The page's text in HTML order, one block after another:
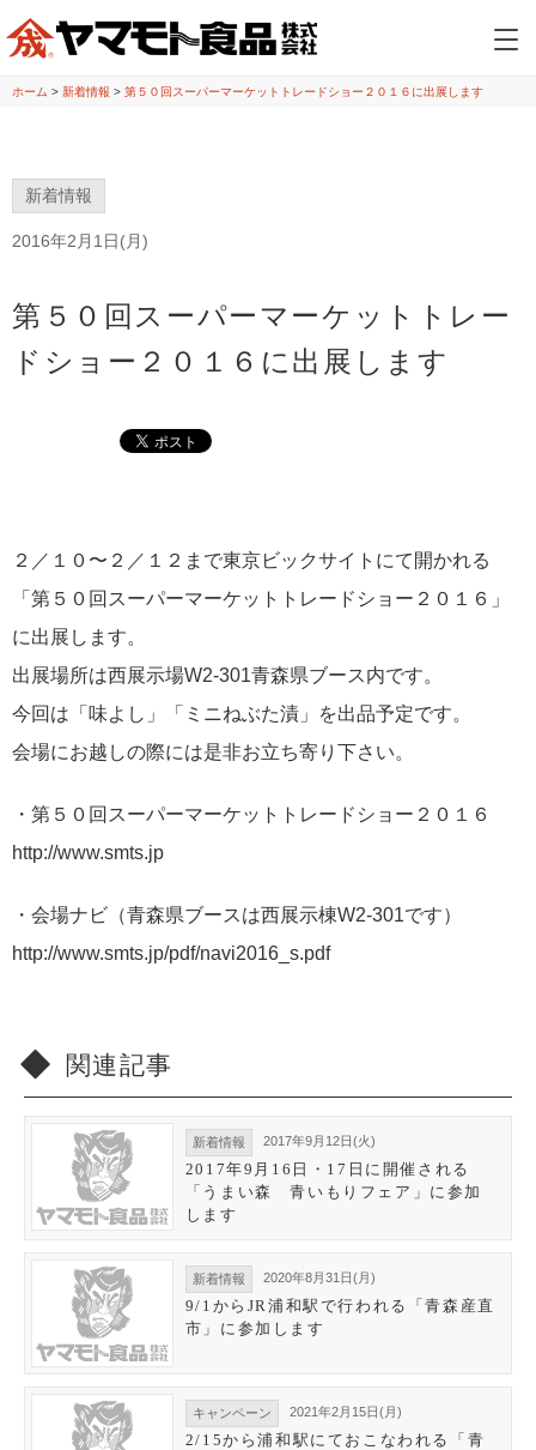
ホーム > 新着情報 > 第５０回スーパーマーケットトレードショー２０１６に出展します
新着情報
2016年2月1日(月)
第５０回スーパーマーケットトレー
ドショー２０１６に出展します
２／１０〜２／１２まで東京ビックサイトにて開かれる
「第５０回スーパーマーケットトレードショー２０１６」
に出展します。
出展場所は西展示場W2-301青森県ブース内です。
今回は「味よし」「ミニねぶた漬」を出品予定です。
会場にお越しの際には是非お立ち寄り下さい。
・第５０回スーパーマーケットトレードショー２０１６
http://www.smts.jp
・会場ナビ（青森県ブースは西展示棟W2-301です）
http://www.smts.jp/pdf/navi2016_s.pdf
関連記事
新着情報 2017年9月12日(火)
2017年9月16日・17日に開催される
「うまい森 青いもりフェア」に参加
します
新着情報 2020年8月31日(月)
9/1からJR浦和駅で行われる「青森産直
市」に参加します
キャンペーン 2021年2月15日(月)
2/15から浦和駅にておこなわれる「青